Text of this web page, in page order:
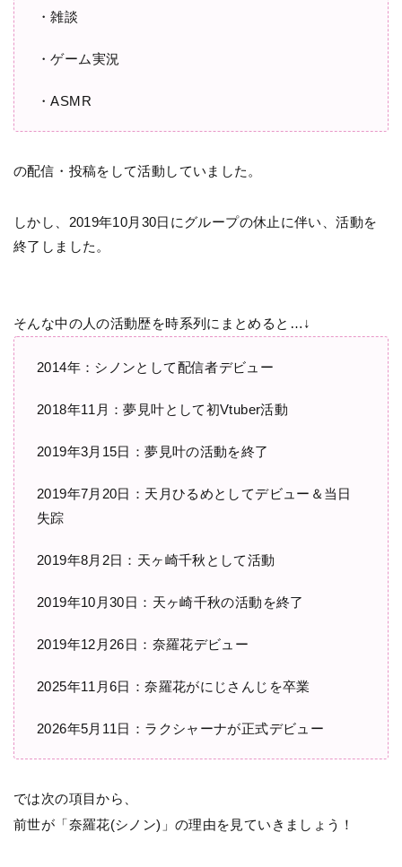
・雑談
・ゲーム実況
・ASMR
の配信・投稿をして活動していました。
しかし、2019年10月30日にグループの休止に伴い、活動を
終了しました。
そんな中の人の活動歴を時系列にまとめると…↓
2014年：シノンとして配信者デビュー
2018年11月：夢見叶として初Vtuber活動
2019年3月15日：夢見叶の活動を終了
2019年7月20日：天月ひるめとしてデビュー＆当日
失踪
2019年8月2日：天ヶ崎千秋として活動
2019年10月30日：天ヶ崎千秋の活動を終了
2019年12月26日：奈羅花デビュー
2025年11月6日：奈羅花がにじさんじを卒業
2026年5月11日：ラクシャーナが正式デビュー
では次の項目から、
前世が「奈羅花(シノン)」の理由を見ていきましょう！